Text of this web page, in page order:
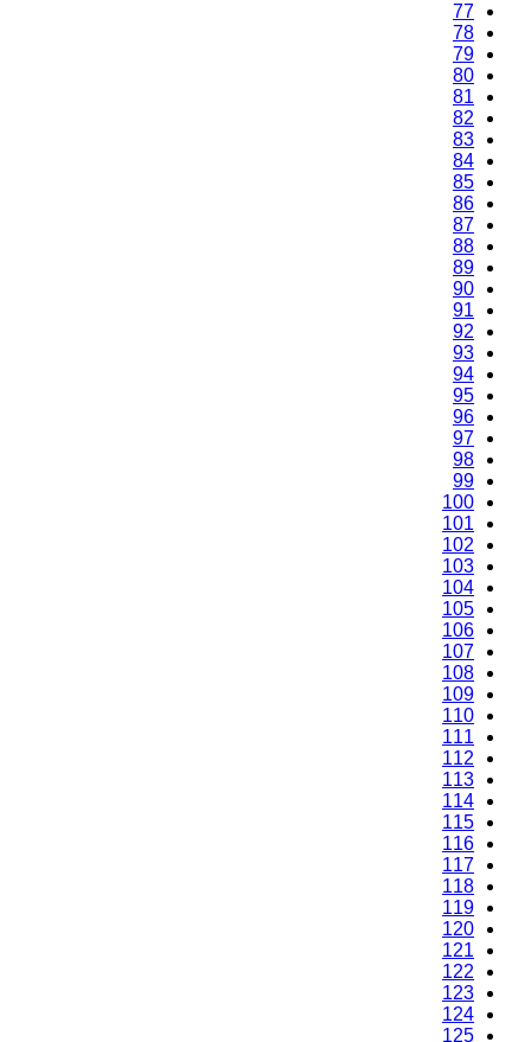
77
78
79
80
81
82
83
84
85
86
87
88
89
90
91
92
93
94
95
96
97
98
99
100
101
102
103
104
105
106
107
108
109
110
111
112
113
114
115
116
117
118
119
120
121
122
123
124
125